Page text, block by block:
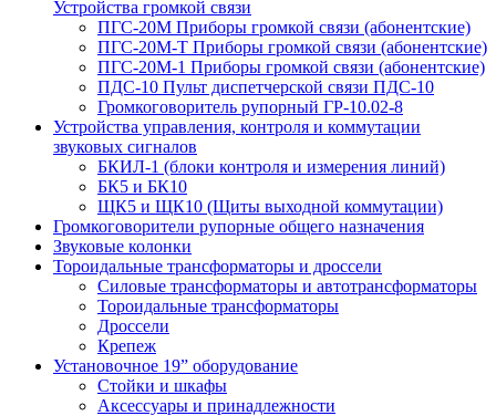
Устройства громкой связи
ПГС-20М Приборы громкой связи (абонентские)
ПГС-20М-Т Приборы громкой связи (абонентские)
ПГС-20М-1 Приборы громкой связи (абонентские)
ПДС-10 Пульт диспетчерской связи ПДС-10
Громкоговоритель рупорный ГР-10.02-8
Устройства управления, контроля и коммутации
звуковых сигналов
БКИЛ-1 (блоки контроля и измерения линий)
БК5 и БК10
ЩК5 и ЩК10 (Щиты выходной коммутации)
Громкоговорители рупорные общего назначения
Звуковые колонки
Тороидальные трансформаторы и дроссели
Силовые трансформаторы и автотрансформаторы
Тороидальные трансформаторы
Дроссели
Крепеж
Установочное 19” оборудование
Стойки и шкафы
Аксессуары и принадлежности